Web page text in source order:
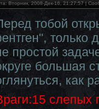
Вторник, 2008-Дек-16, 21:27:57 |
тобой
только
простой
большая
как
слепых